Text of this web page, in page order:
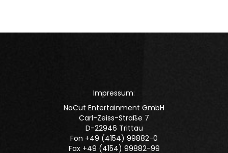
Impressum:
NoCut Entertainment GmbH
Carl-Zeiss-Straße 7
D-22946 Trittau
Fon +49 (4154) 99882-0
Fax +49 (4154) 99882-99